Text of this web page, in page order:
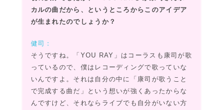
カルの曲だから、というところからこのアイデア
が生まれたのでしょうか？
健司：
そうですね。「YOU RAY」はコーラスも康司が歌
っているので、僕はレコーディングで歌っていな
いんですよ。それは自分の中に「康司が歌うこと
で完成する曲だ」という想いが強くあったからな
んですけど、それならライブでも自分がいない方